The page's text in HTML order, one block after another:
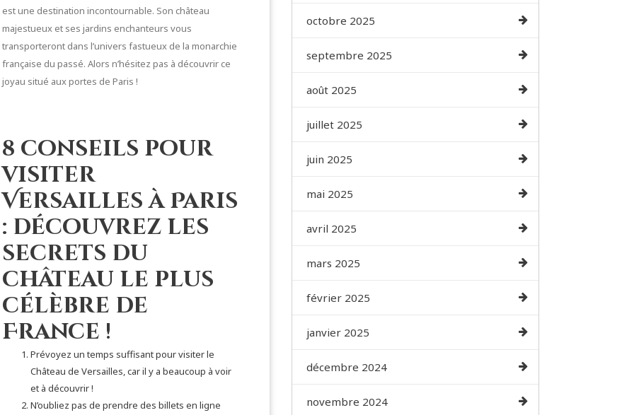
est une destination incontournable. Son château
majestueux et ses jardins enchanteurs vous
transporteront dans l’univers fastueux de la monarchie
française du passé. Alors n’hésitez pas à découvrir ce
joyau situé aux portes de Paris !
8 conseils pour
visiter
Versailles à Paris
: découvrez les
secrets du
château le plus
célèbre de
France !
Prévoyez un temps suffisant pour visiter le
Château de Versailles, car il y a beaucoup à voir
et à découvrir !
N’oubliez pas de prendre des billets en ligne
octobre 2025
septembre 2025
août 2025
juillet 2025
juin 2025
mai 2025
avril 2025
mars 2025
février 2025
janvier 2025
décembre 2024
novembre 2024